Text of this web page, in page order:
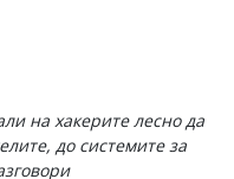
на хакерите лесно да
до системите за